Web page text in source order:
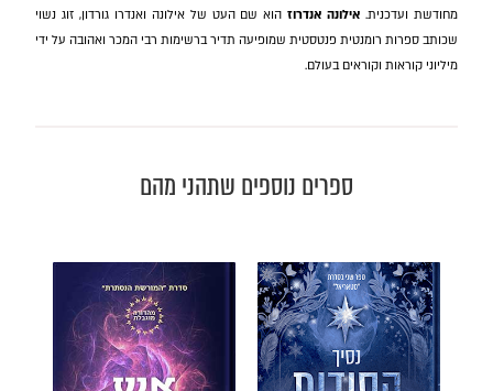
מחודשת ועדכנית. אילונה אנדרוז הוא שם העט של אילונה ואנדרו גורדון, זוג נשוי
שכותב ספרות רומנטית פנטסטית שמופיעה תדיר ברשימות רבי המכר ואהובה על ידי
מיליוני קוראות וקוראים בעולם.
ספרים נוספים שתהני מהם
למוצר
זה
יש
מספר
סוגים.
מספר
סוגים.